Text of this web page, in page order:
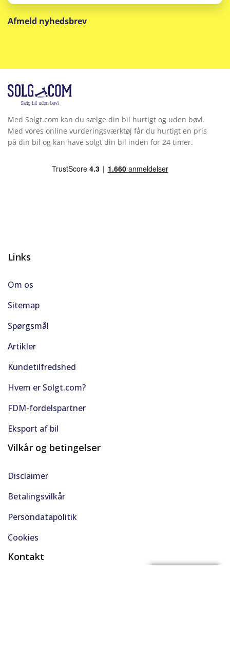
Afmeld nyhedsbrev
Med Solgt.com kan du sælge din bil hurtigt og uden bøvl.
Med vores online vurderingsværktøj får du hurtigt en pris
på din bil og kan have solgt din bil inden for 24 timer.
Links
Om os
Sitemap
Spørgsmål
Artikler
Kundetilfredshed
Hvem er Solgt.com?
FDM-fordelspartner
Eksport af bil
Vilkår og betingelser
Disclaimer
Betalingsvilkår
Persondatapolitik
Cookies
Kontakt